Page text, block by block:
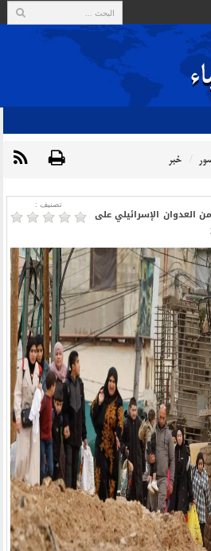
خبر
تصنیف :
ألف نازح.. 100 يوم من العدوان الإسرائيلي على